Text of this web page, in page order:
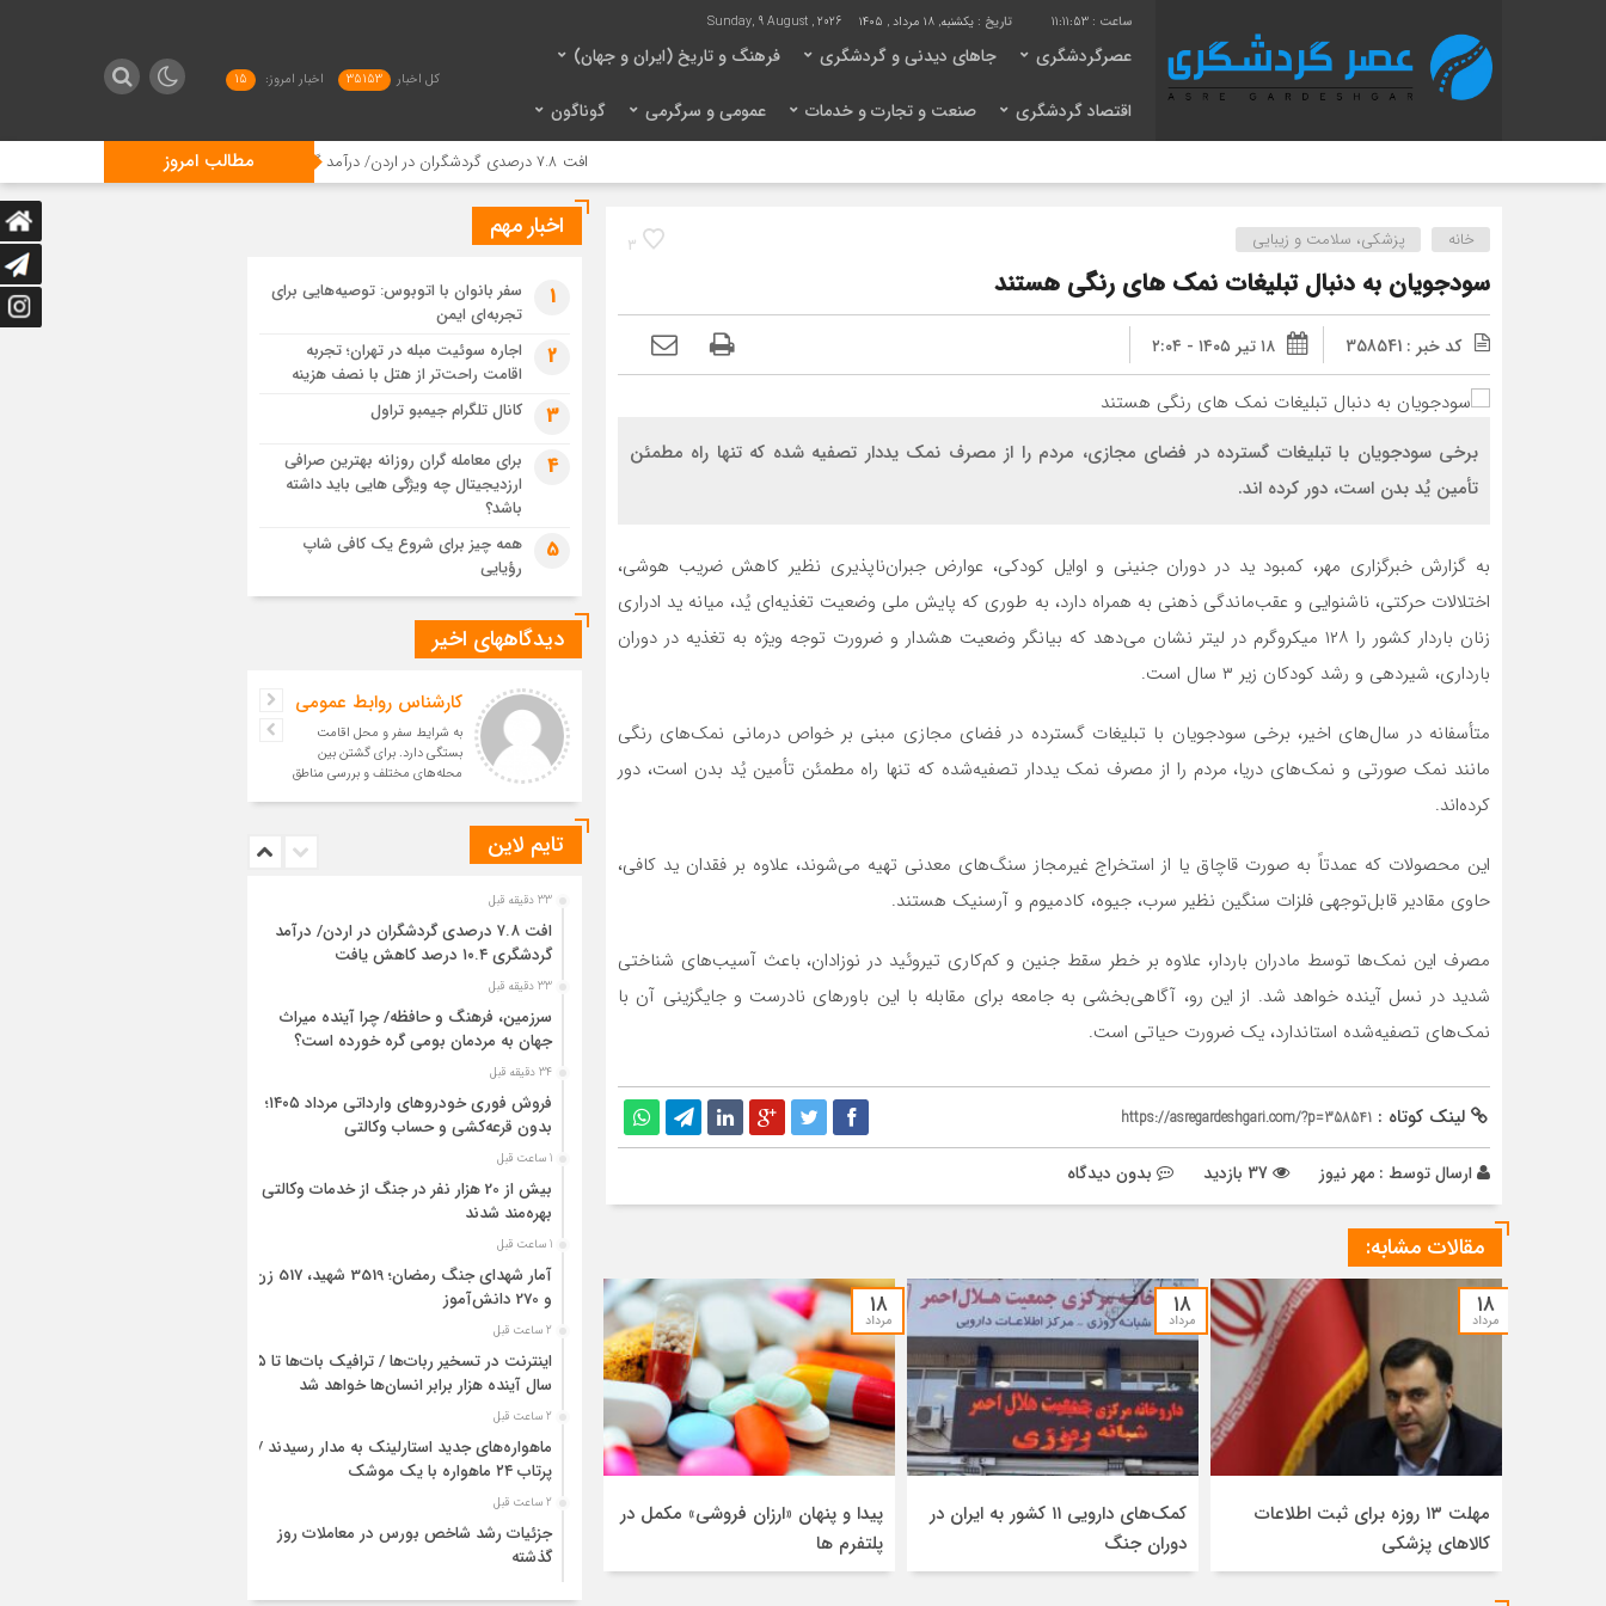
11:11:54 تاریخ : یکشنبه, ۱۸ مرداد , ۱۴۰۵ Sunday, 9 August , 2026
عصرگردشگری جاهای دیدنی و گردشگری فرهنگ و تاریخ (ایران و جهان)
اقتصاد گردشگری صنعت و تجارت و خدمات عمومی و سرگرمی گوناگون
کل اخبار 35153 اخبار امروز: 15
مطالب امروز
3 خانه پزشکی، سلامت و زیبایی
سودجویان به دنبال تبلیغات نمک های رنگی هستند
کد خبر : 358541 ۱۸ تیر ۱۴۰۵ - ۲:۰۴
برخی سودجویان با تبلیغات گسترده در فضای مجازی، مردم را از مصرف نمک یددار تصفیه‌ شده که تنها راه مطمئن
تأمین یُد بدن است، دور کرده اند.
به گزارش خبرگزاری مهر، کمبود ید در دوران جنینی و اوایل کودکی، عوارض جبران‌ناپذیری نظیر کاهش ضریب هوشی،
اختلالات حرکتی، ناشنوایی و عقب‌ماندگی ذهنی به همراه دارد، به طوری که پایش ملی وضعیت تغذیه‌ای یُد، میانه ید ادراری
زنان باردار کشور را ۱۲۸ میکروگرم در لیتر نشان می‌دهد که بیانگر وضعیت هشدار و ضرورت توجه ویژه به تغذیه در دوران
بارداری، شیردهی و رشد کودکان زیر ۳ سال است.
متأسفانه در سال‌های اخیر، برخی سودجویان با تبلیغات گسترده در فضای مجازی مبنی بر خواص درمانی نمک‌های رنگی
مانند نمک صورتی و نمک‌های دریا، مردم را از مصرف نمک یددار تصفیه‌شده که تنها راه مطمئن تأمین یُد بدن است، دور
کرده‌اند.
این محصولات که عمدتاً به‌ صورت قاچاق یا از استخراج غیرمجاز سنگ‌های معدنی تهیه می‌شوند، علاوه بر فقدان ید کافی،
حاوی مقادیر قابل‌توجهی فلزات سنگین نظیر سرب، جیوه، کادمیوم و آرسنیک هستند.
مصرف این نمک‌ها توسط مادران باردار، علاوه بر خطر سقط جنین و کم‌کاری تیروئید در نوزادان، باعث آسیب‌های شناختی
شدید در نسل آینده خواهد شد. از این رو، آگاهی‌بخشی به جامعه برای مقابله با این باورهای نادرست و جایگزینی آن با
نمک‌های تصفیه‌شده استاندارد، یک ضرورت حیاتی است.
لینک کوتاه : https://asregardeshgari.com/?p=358541
ارسال توسط : مهر نیوز بدون دیدگاه
مقالات مشابه:
۱۸
مرداد
مهلت ۱۳ روزه برای ثبت اطلاعات
کالاهای پزشکی
۱۸
مرداد
کمک‌های دارویی ۱۱ کشور به ایران در
دوران جنگ
۱۸
مرداد
پیدا و پنهان «ارزان فروشی» مکمل در
پلتفرم ها
اخبار مهم
1
سفر بانوان با اتوبوس: توصیه‌هایی برای
تجربه‌ای ایمن
2
اجاره سوئیت مبله در تهران؛ تجربه
اقامت راحت‌تر از هتل با نصف هزینه
3 کانال تلگرام جیمبو تراول
4
برای معامله گران روزانه بهترین صرافی
ارزدیجیتال چه ویژگی هایی باید داشته
باشد؟
5
همه چیز برای شروع یک کافی شاپ
رؤیایی
دیدگاههای اخیر
کارشناس روابط عمومی
به شرایط سفر و محل اقامت
بستگی دارد. برای گشتن بین
محله‌های مختلف و بررسی مناطق
برای خانواده‌ای که اولین بار به
همان ابتدا ماشین اجاره کند یا
در بسیاری از هتل‌های استانبول،
قابل‌توجه قیمت‌ها می‌شود. البته
واقعاً رزرو هتل در زمستان اختلاف
شلوغ دارد یا فقط در بعضی
تایم لاین
33 دقیقه قبل
افت ۷.۸ درصدی گردشگران در اردن/ درآمد
گردشگری ۱۰.۴ درصد کاهش یافت
33 دقیقه قبل
سرزمین، فرهنگ و حافظه/ چرا آینده میراث
جهان به مردمان بومی گره خورده است؟
34 دقیقه قبل
فروش فوری خودروهای وارداتی مرداد ۱۴۰۵؛
بدون قرعه‌کشی و حساب وکالتی
1 ساعت قبل
بیش از 20 هزار نفر در جنگ از خدمات وکالتی
بهره‌مند شدند
1 ساعت قبل
آمار شهدای جنگ رمضان؛ 3519 شهید، 517 زن
و 270 دانش‌آموز
2 ساعت قبل
اینترنت در تسخیر ربات‌ها / ترافیک بات‌ها تا ۵
سال آینده هزار برابر انسان‌ها خواهد شد
2 ساعت قبل
ماهواره‌های جدید استارلینک به مدار رسیدند /
پرتاب ۲۴ ماهواره با یک موشک
2 ساعت قبل
جزئیات رشد شاخص بورس در معاملات روز
گذشته